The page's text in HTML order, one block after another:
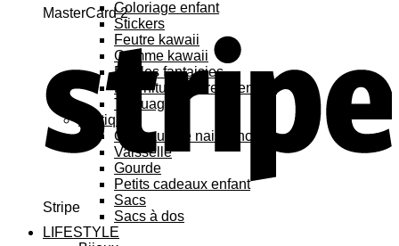
MasterCard 2
Stripe
Coloriage enfant
Stickers
Feutre kawaii
Gomme kawaii
Règles fantaisies
Fournitures bureau enfant
Tatouage
Pratique
Cadeaux de naissance
Vaisselle
Gourde
Petits cadeaux enfant
Sacs
Sacs à dos
LIFESTYLE